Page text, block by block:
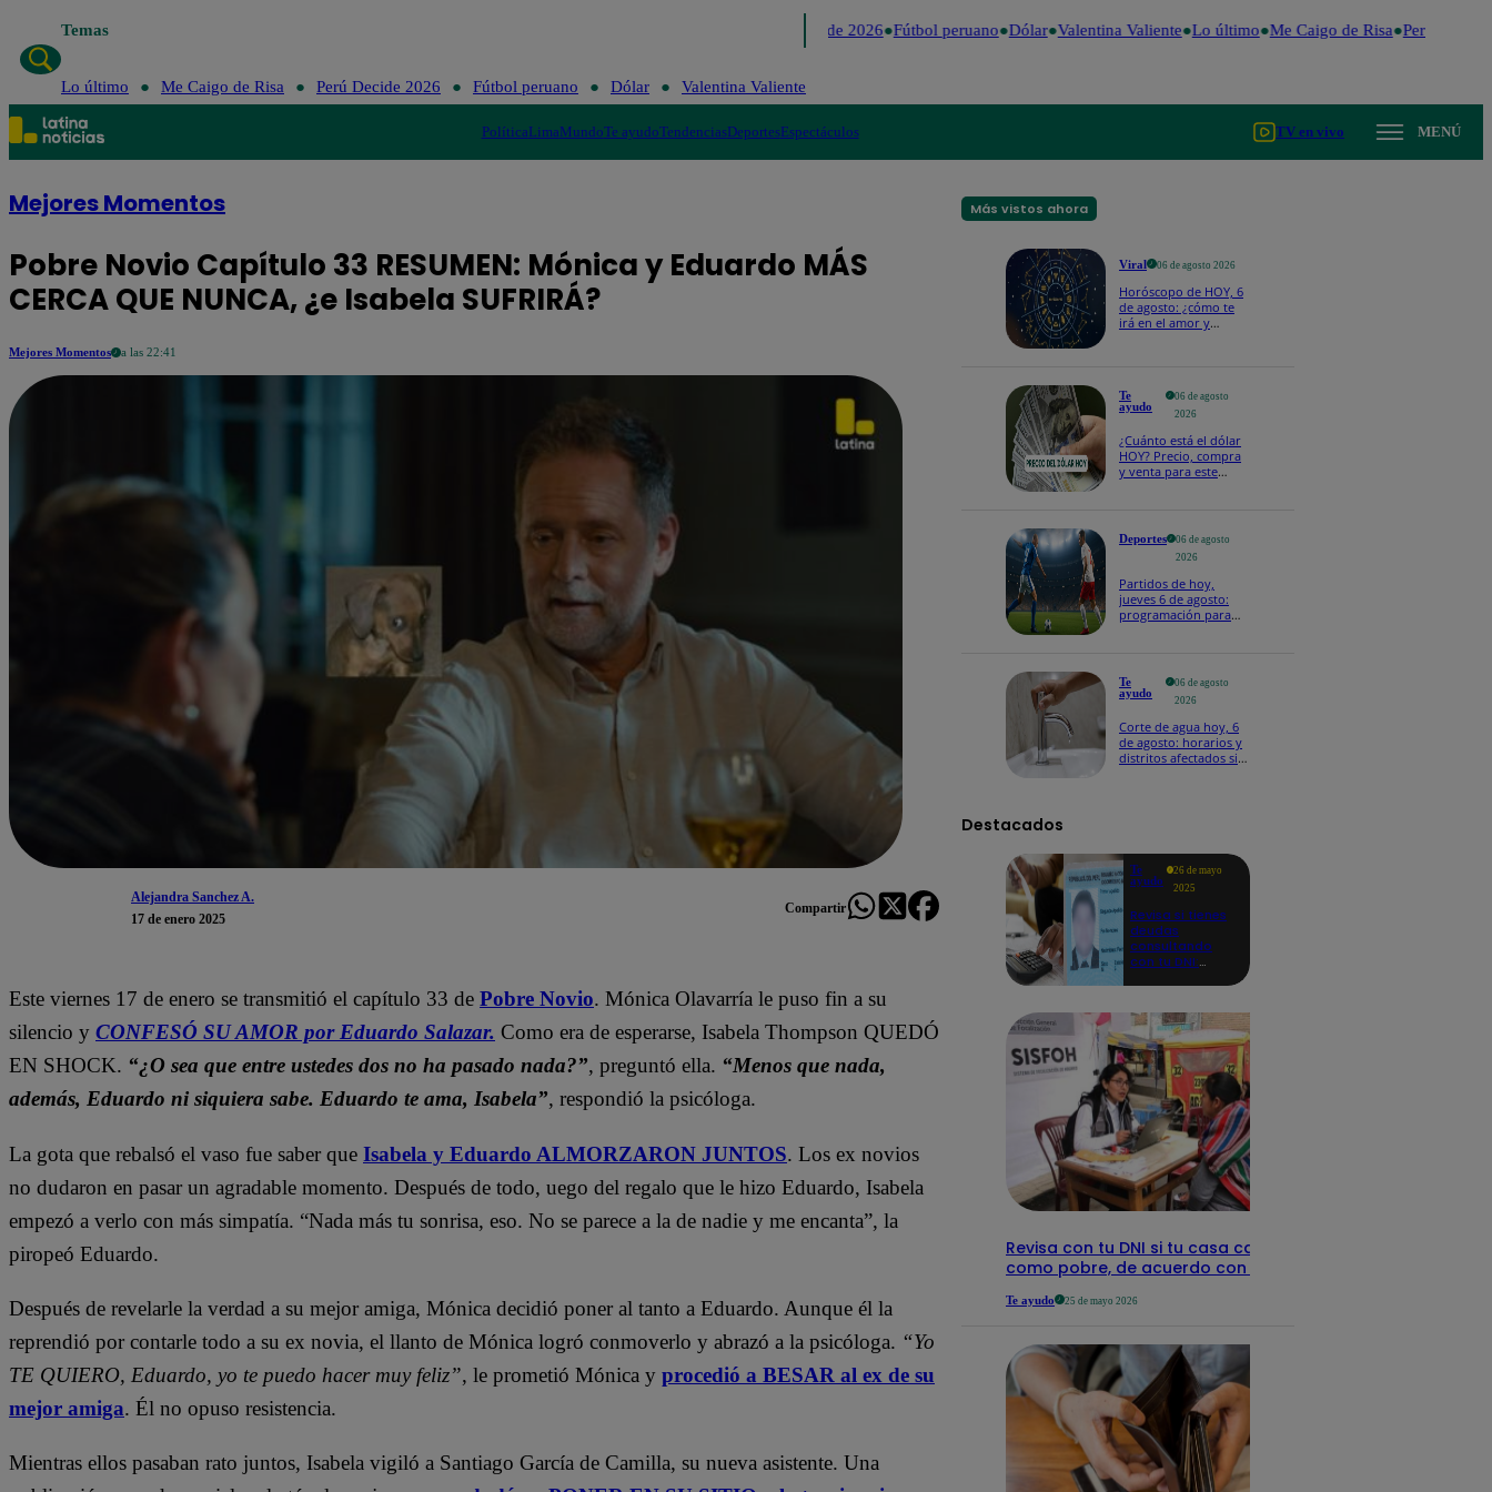
Temas Perú Decide 2026 Fútbol peruano Dólar Valentina Valiente Lo último Me Caigo de Risa Perú Decide
Lo último Me Caigo de Risa Perú Decide 2026 Fútbol peruano Dólar Valentina Valiente
PolíticaLimaMundoTe ayudoTendenciasDeportesEspectáculos TV en vivo MENÚ
Mejores Momentos
Pobre Novio Capítulo 33 RESUMEN: Mónica y Eduardo MÁS
CERCA QUE NUNCA, ¿e Isabela SUFRIRÁ?
Mejores Momentos a las 22:41
Alejandra Sanchez A.
17 de enero 2025
Compartir
Este viernes 17 de enero se transmitió el capítulo 33 de Pobre Novio. Mónica Olavarría le puso fin a su
silencio y CONFESÓ SU AMOR por Eduardo Salazar. Como era de esperarse, Isabela Thompson QUEDÓ
EN SHOCK. “¿O sea que entre ustedes dos no ha pasado nada?”, preguntó ella. “Menos que nada,
además, Eduardo ni siquiera sabe. Eduardo te ama, Isabela”, respondió la psicóloga.
La gota que rebalsó el vaso fue saber que Isabela y Eduardo ALMORZARON JUNTOS. Los ex novios
no dudaron en pasar un agradable momento. Después de todo, uego del regalo que le hizo Eduardo, Isabela
empezó a verlo con más simpatía. “Nada más tu sonrisa, eso. No se parece a la de nadie y me encanta”, la
piropeó Eduardo.
Después de revelarle la verdad a su mejor amiga, Mónica decidió poner al tanto a Eduardo. Aunque él la
reprendió por contarle todo a su ex novia, el llanto de Mónica logró conmoverlo y abrazó a la psicóloga. “Yo
TE QUIERO, Eduardo, yo te puedo hacer muy feliz”, le prometió Mónica y procedió a BESAR al ex de su
mejor amiga. Él no opuso resistencia.
Mientras ellos pasaban rato juntos, Isabela vigiló a Santiago García de Camilla, su nueva asistente. Una
Más vistos ahora
Viral 06 de agosto 2026
Horóscopo de HOY, 6
de agosto: ¿cómo te
irá en el amor y
Te
ayudo
06 de agosto
2026
¿Cuánto está el dólar
HOY? Precio, compra
y venta para este
Deportes
06 de agosto
2026
Partidos de hoy,
jueves 6 de agosto:
programación para
Te
ayudo
06 de agosto
2026
Corte de agua hoy, 6
de agosto: horarios y
distritos afectados sin
Destacados
Te
ayudo
26 de mayo
2025
Revisa si tienes
deudas
consultando
con tu DNI:
detalles
Revisa con tu DNI si tu casa califica
como pobre, de acuerdo con el Sisfoh
Te ayudo 25 de mayo 2026